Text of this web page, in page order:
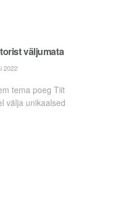
väljumata
2022
tema poeg Tiit
välja unikaalsed